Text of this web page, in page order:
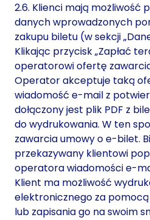
2.6. Klienci mają możliwość
danych wprowadzonych
zakupu biletu (w sekcji
Klikając przycisk „Zapłać
operatorowi ofertę
Operator akceptuje taką
wiadomość e-mail z
dołączony jest plik PDF z
do wydrukowania. W ten
zawarcia umowy o e-bilet.
przekazywany klientowi
operatora wiadomości e-
Klient ma możliwość
elektronicznego za pomocą
lub zapisania go na swoim